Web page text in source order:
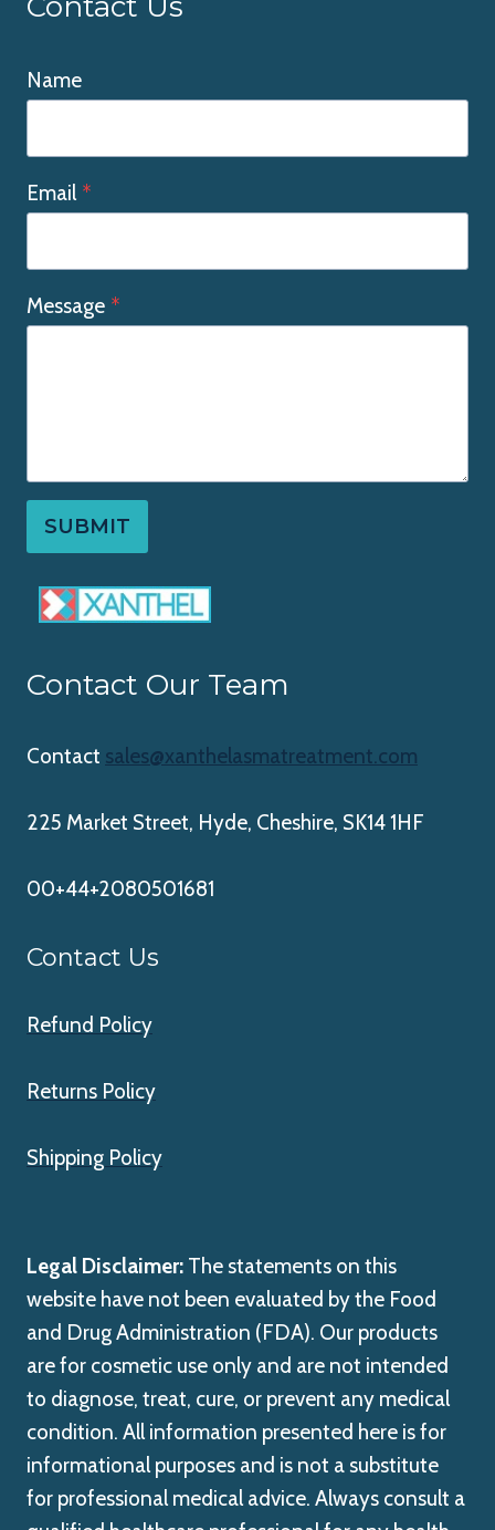
Name
Email *
Message *
SUBMIT
Contact Our Team
Contact sales@xanthelasmatreatment.com
225 Market Street, Hyde, Cheshire, SK14 1HF
00+44+2080501681
Contact Us
Refund Policy
Returns Policy
Shipping Policy
Legal Disclaimer: The statements on this
website have not been evaluated by the Food
and Drug Administration (FDA). Our products
are for cosmetic use only and are not intended
to diagnose, treat, cure, or prevent any medical
condition. All information presented here is for
informational purposes and is not a substitute
for professional medical advice. Always consult a